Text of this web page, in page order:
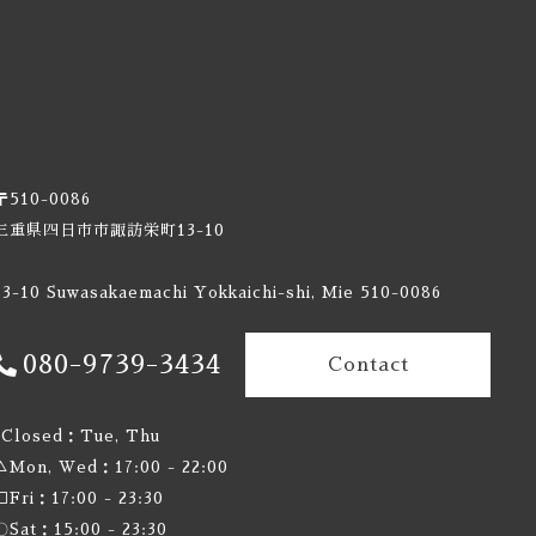
510-0086
重県四日市市諏訪栄町13-10
10 Suwasakaemachi Yokkaichi-shi, Mie 510-0086
080-9739-3434 Contact
：Tue, Thu
Wed：17:00 - 22:00
：17:00 - 23:30
Sat：15:00 - 23:30